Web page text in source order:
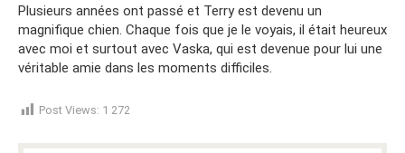
Plusieurs années ont passé et Terry est devenu un
magnifique chien. Chaque fois que je le voyais, il était heureux
avec moi et surtout avec Vaska, qui est devenue pour lui une
véritable amie dans les moments difficiles.
Post Views: 1 272